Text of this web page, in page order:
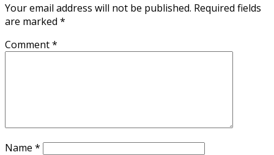
Your email address will not be published. Required fields
are marked *
Comment*
Name *